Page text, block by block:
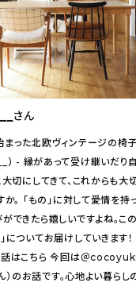
さん
まった北欧ヴィンテージの椅
- 縁があって受け継いだり
大切にしてきて、これからも大
か。 「もの」に対して愛情を持
できたら嬉しいですよね。こ
についてお届けしていきます
はこちら 今回は＠
のお話です。心地よい暮らし